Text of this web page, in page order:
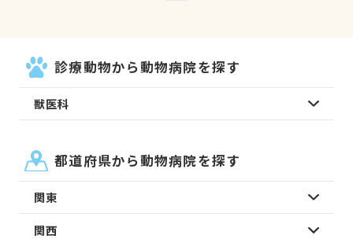
診療動物から動物病院を探す
獣医科
都道府県から動物病院を探す
関東
関西